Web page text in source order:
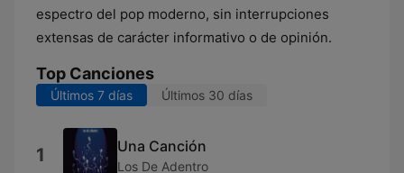
espectro del pop moderno, sin interrupciones
extensas de carácter informativo o de opinión.
Top Canciones
Últimos 7 días Últimos 30 días
1 Una Canción
Los De Adentro